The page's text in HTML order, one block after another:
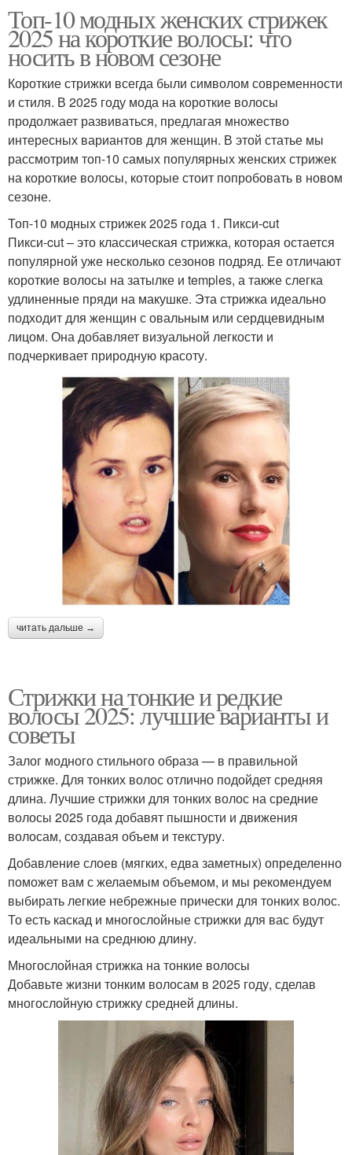
Топ-10 модных женских стрижек
2025 на короткие волосы: что
носить в новом сезоне
Короткие стрижки всегда были символом современности
и стиля. В 2025 году мода на короткие волосы
продолжает развиваться, предлагая множество
интересных вариантов для женщин. В этой статье мы
рассмотрим топ-10 самых популярных женских стрижек
на короткие волосы, которые стоит попробовать в новом
сезоне.
Топ-10 модных стрижек 2025 года 1. Пикси-cut
Пикси-cut – это классическая стрижка, которая остается
популярной уже несколько сезонов подряд. Ее отличают
короткие волосы на затылке и temples, а также слегка
удлиненные пряди на макушке. Эта стрижка идеально
подходит для женщин с овальным или сердцевидным
лицом. Она добавляет визуальной легкости и
подчеркивает природную красоту.
читать дальше →
Стрижки на тонкие и редкие
волосы 2025: лучшие варианты и
советы
Залог модного стильного образа — в правильной
стрижке. Для тонких волос отлично подойдет средняя
длина. Лучшие стрижки для тонких волос на средние
волосы 2025 года добавят пышности и движения
волосам, создавая объем и текстуру.
Добавление слоев (мягких, едва заметных) определенно
поможет вам с желаемым объемом, и мы рекомендуем
выбирать легкие небрежные прически для тонких волос.
То есть каскад и многослойные стрижки для вас будут
идеальными на среднюю длину.
Многослойная стрижка на тонкие волосы
Добавьте жизни тонким волосам в 2025 году, сделав
многослойную стрижку средней длины.